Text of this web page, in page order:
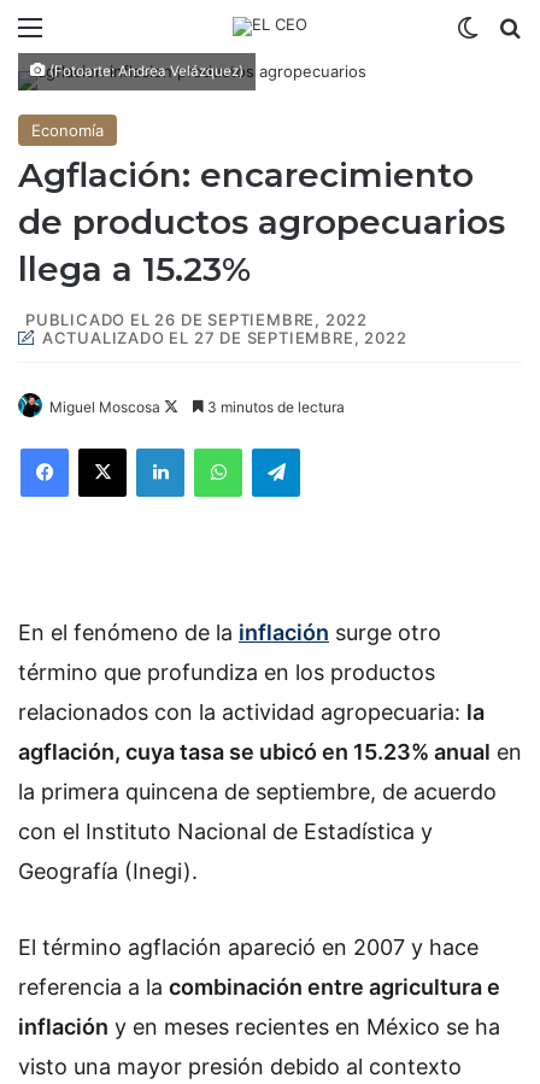
(Fotoarte: Andrea Velázquez)
Economía
Agflación: encarecimiento
de productos agropecuarios
llega a 15.23%
PUBLICADO EL 26 DE SEPTIEMBRE, 2022
ACTUALIZADO EL 27 DE SEPTIEMBRE, 2022
Miguel Moscosa
l
X
3 minutos de lectura
En el fenómeno de la inflación surge otro
término que profundiza en los productos
relacionados con la actividad agropecuaria: la
agflación, cuya tasa se ubicó en 15.23% anual en
la primera quincena de septiembre, de acuerdo
con el Instituto Nacional de Estadística y
Geografía (Inegi).
El término agflación apareció en 2007 y hace
referencia a la combinación entre agricultura e
inflación y en meses recientes en México se ha
visto una mayor presión debido al contexto